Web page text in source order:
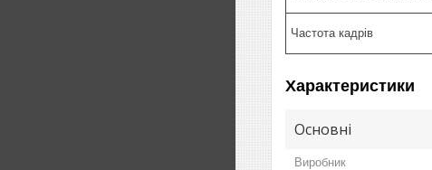
Частота кадрів
Характеристики
Основні
Виробник